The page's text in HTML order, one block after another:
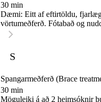
30 min
Dæmi: Eitt af eftirtöldu, fjarlægja 1-2 líkþorn, þynna neglur,
vörtumeðferð. Fótabað og
S
Spangarmeðferð (Brace
30 min
Möguleiki á að 2 heimsóknir